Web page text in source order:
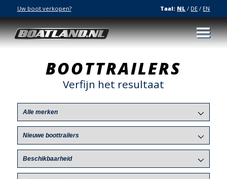
Uw boot verkopen? Taal: NL / DE / EN
BOOTTRAILERS
Verfijn het resultaat